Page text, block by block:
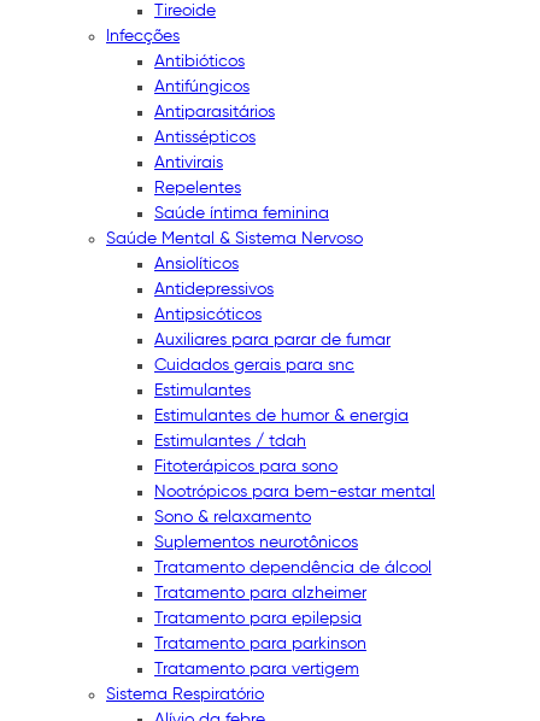
Tireoide
Infecções
Antibióticos
Antifúngicos
Antiparasitários
Antissépticos
Antivirais
Repelentes
Saúde íntima feminina
Saúde Mental & Sistema Nervoso
Ansiolíticos
Antidepressivos
Antipsicóticos
Auxiliares para parar de fumar
Cuidados gerais para snc
Estimulantes
Estimulantes de humor & energia
Estimulantes / tdah
Fitoterápicos para sono
Nootrópicos para bem-estar mental
Sono & relaxamento
Suplementos neurotônicos
Tratamento dependência de álcool
Tratamento para alzheimer
Tratamento para epilepsia
Tratamento para parkinson
Tratamento para vertigem
Sistema Respiratório